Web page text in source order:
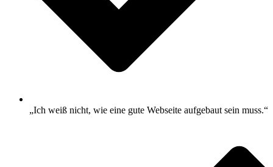
„Ich weiß nicht, wie eine gute Webseite aufgebaut sein muss.“